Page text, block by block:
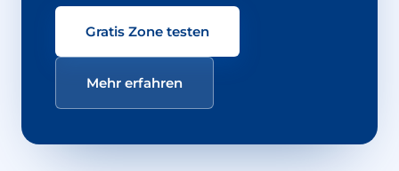
Gratis Zone testen
Mehr erfahren